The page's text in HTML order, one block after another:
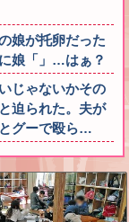
娘が托卵だった
娘「」…はぁ？
じゃないかその
迫られた。夫が
グーで殴ら…